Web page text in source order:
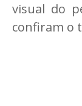
visual do
confiram o